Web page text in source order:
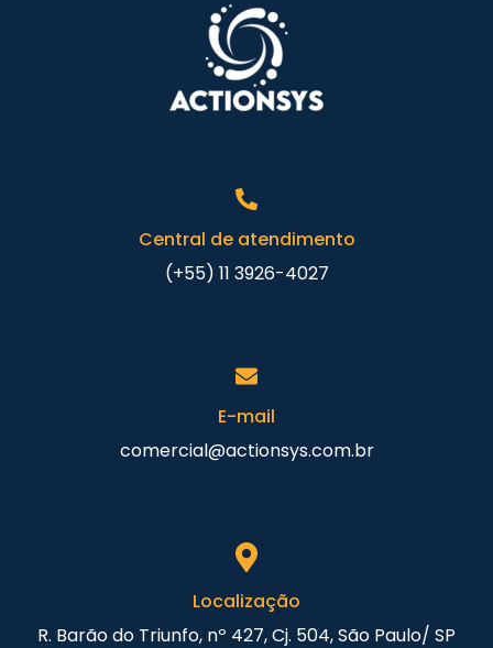
Central de atendimento
(+55) 11 3926-4027
E-mail
comercial@actionsys.com.br
Localização
R. Barão do Triunfo, nº 427, Cj. 504, São Paulo/ SP